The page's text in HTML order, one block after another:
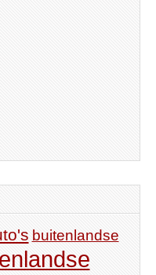
buitenlandse